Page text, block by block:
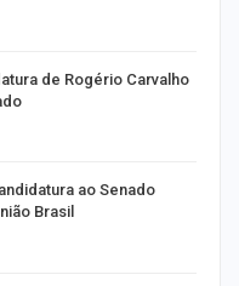
de Rogério Carvalho
ao Senado
Brasil